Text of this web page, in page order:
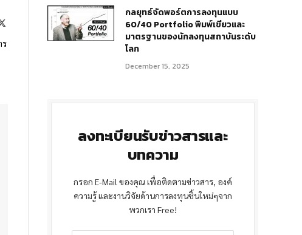
ร
กลยุทธ์จัดพอร์ตการลงทุนแบบ
60/40 Portfolio พิมพ์เขียวและ
มาตรฐานของนักลงทุนสถาบันระดับ
โลก
December 15, 2025
ลงทะเบียนรับข่าวสารและ
บทความ
กรอก E-Mail ของคุณ เพื่อติดตามข่าวสาร, องค์
ความรู้ และงานวิจัยด้านการลงทุนชิ้นใหม่ๆจาก
พวกเรา Free!